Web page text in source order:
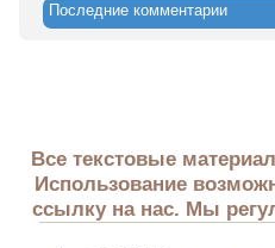
Последние комментарии
Все текстовые
Использование
ссылку на нас. Мы